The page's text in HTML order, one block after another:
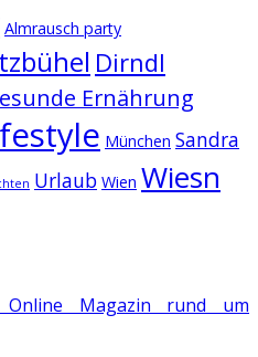
Almrausch party
Dirndl
Ernährung
München Sandra
Urlaub Wien Wiesn
Online Magazin rund um